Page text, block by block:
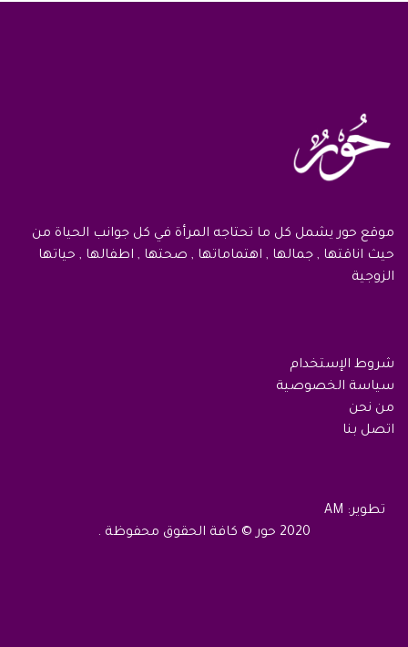
موقع حور يشمل كل ما تحتاجه المرأة في كل جوانب الحياة من
حيث اناقتها , جمالها , اهتماماتها , صحتها , اطفالها , حياتها
الزوجية
شروط الإستخدام
سياسة الخصوصية
من نحن
اتصل بنا
تطوير: AM
2020 حور © كافة الحقوق محفوظة .